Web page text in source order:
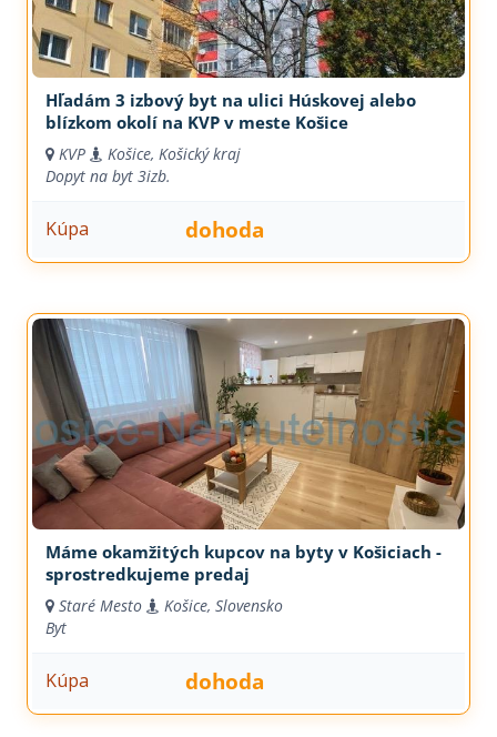
Hľadám 3 izbový byt na ulici Húskovej alebo
blízkom okolí na KVP v meste Košice
KVP
Košice, Košický kraj
Dopyt na byt 3izb.
Kúpa dohoda
Máme okamžitých kupcov na byty v Košiciach -
sprostredkujeme predaj
Staré Mesto
Košice, Slovensko
Byt
Kúpa dohoda